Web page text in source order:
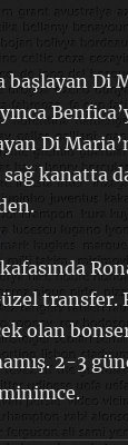
Di
Di
kanatta
transfer.
olan
2-3